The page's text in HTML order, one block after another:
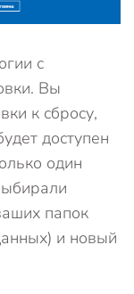
с
Вы
к сбросу,
доступен
один
папок
и новый